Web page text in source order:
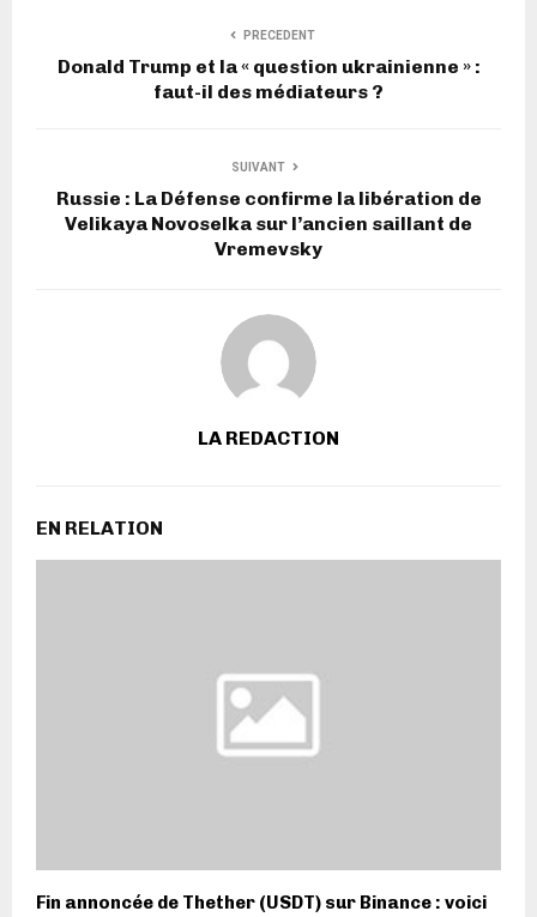
PRECEDENT
Donald Trump et la « question ukrainienne » :
faut-il des médiateurs ?
SUIVANT
Russie : La Défense confirme la libération de
Velikaya Novoselka sur l’ancien saillant de
Vremevsky
LA REDACTION
EN RELATION
Fin annoncée de Thether (USDT) sur Binance : voici